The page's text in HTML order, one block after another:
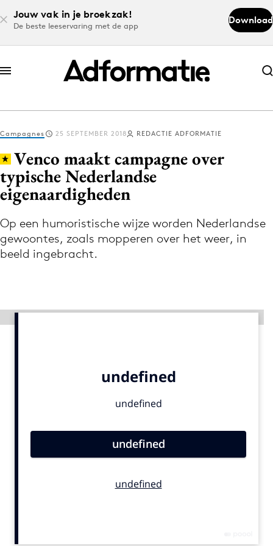
Jouw vak in je broekzak!
De beste leeservaring met de app
Download
Abonneer nu
Abonneer nu
Log in
Download de app
Volg het laatste nieuws via de Adformatie
Nieuws app
Menu
Vacatures
Campagnes 25 SEPTEMBER 2018 REDACTIE ADFORMATIE
Venco maakt campagne over
typische Nederlandse
eigenaardigheden
Op een humoristische wijze worden Nederlandse
gewoontes, zoals mopperen over het weer, in
beeld ingebracht.